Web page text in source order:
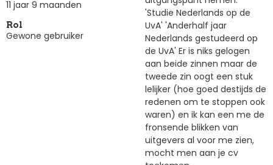
11 jaar 9 maanden
Rol
Gewone gebruiker
'Studie Nederlands op de
UvA' 'Anderhalf jaar
Nederlands gestudeerd op
de UvA' Er is niks gelogen
aan beide zinnen maar de
tweede zin oogt een stuk
lelijker (hoe goed destijds de
redenen om te stoppen ook
waren) en ik kan een me de
fronsende blikken van
uitgevers al voor me zien,
mocht men aan je cv